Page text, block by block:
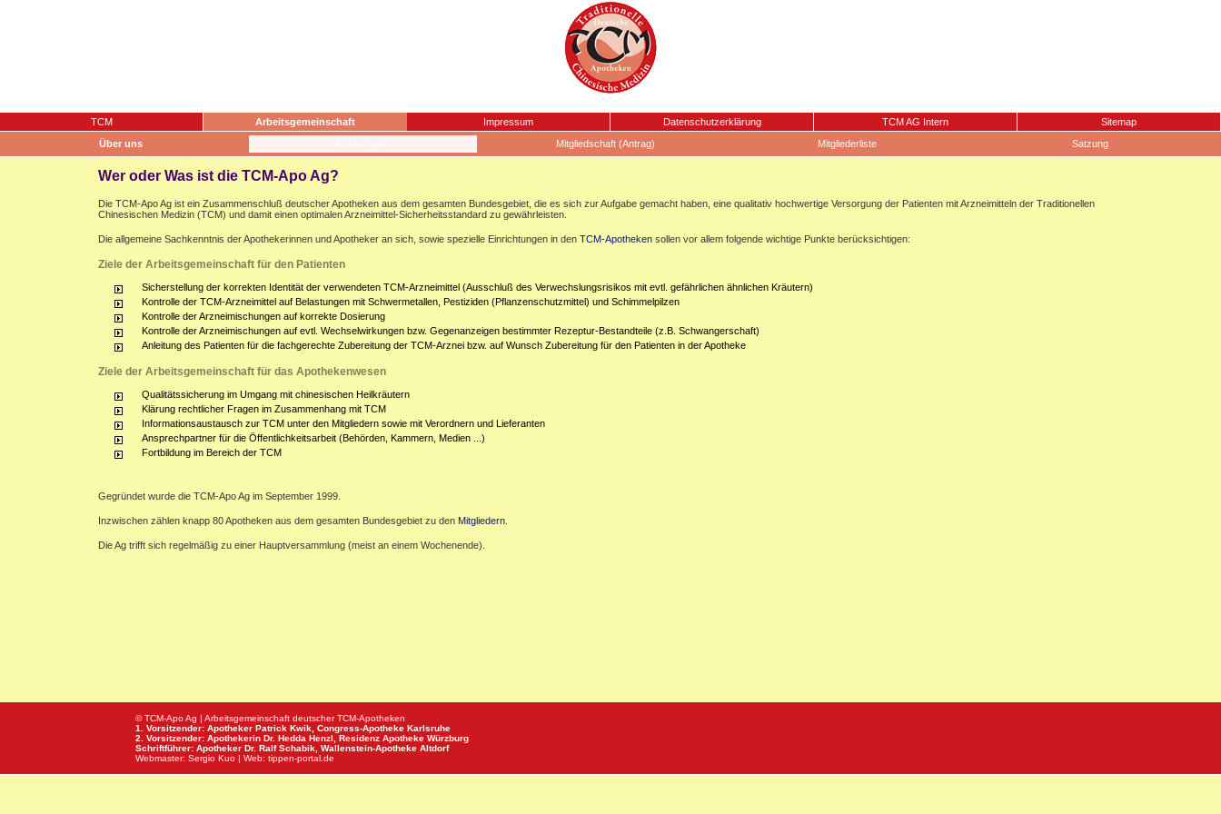
TCM Arbeitsgemeinschaft Impressum Datenschutzerklärung TCM AG Intern
Sitemap
Über uns
Mitgliedschaft (Antrag) Mitgliederliste Satzung
Wer oder Was ist die TCM-Apo Ag?
Die TCM-Apo Ag ist ein Zusammenschluß deutscher Apotheken aus dem gesamten Bundesgebiet, die es sich zur Aufgabe gemacht haben, eine qualitativ hochwertige Versorgung der Patienten mit Arzneimitteln der Traditionellen
Chinesischen Medizin (TCM) und damit einen optimalen Arzneimittel-Sicherheitsstandard zu gewährleisten.
Die allgemeine Sachkenntnis der Apothekerinnen und Apotheker an sich, sowie spezielle Einrichtungen in den TCM-Apotheken sollen vor allem folgende wichtige Punkte berücksichtigen:
Ziele der Arbeitsgemeinschaft für den Patienten
Sicherstellung der korrekten Identität der verwendeten TCM-Arzneimittel (Ausschluß des Verwechslungsrisikos mit evtl. gefährlichen ähnlichen Kräutern)
Kontrolle der TCM-Arzneimittel auf Belastungen mit Schwermetallen, Pestiziden (Pflanzenschutzmittel) und Schimmelpilzen
Kontrolle der Arzneimischungen auf korrekte Dosierung
Kontrolle der Arzneimischungen auf evtl. Wechselwirkungen bzw. Gegenanzeigen bestimmter Rezeptur-Bestandteile (z.B. Schwangerschaft)
Anleitung des Patienten für die fachgerechte Zubereitung der TCM-Arznei bzw. auf Wunsch Zubereitung für den Patienten in der Apotheke
Ziele der Arbeitsgemeinschaft für das Apothekenwesen
Qualitätssicherung im Umgang mit chinesischen Heilkräutern
Klärung rechtlicher Fragen im Zusammenhang mit TCM
Informationsaustausch zur TCM unter den Mitgliedern sowie mit Verordnern und Lieferanten
Ansprechpartner für die Öffentlichkeitsarbeit (Behörden, Kammern, Medien ...)
Fortbildung im Bereich der TCM
Gegründet wurde die TCM-Apo Ag im September 1999.
Inzwischen zählen knapp 80 Apotheken aus dem gesamten Bundesgebiet zu den Mitgliedern
Die Ag trifft sich regelmäßig zu einer Hauptversammlung (meist an einem Wochenende).
© TCM-Apo Ag | Arbeitsgemeinschaft deutscher TCM-Apotheken
1. Vorsitzender: Apotheker Patrick Kwik, Congress-Apotheke Karlsruhe
2. Vorsitzender: Apothekerin Dr. Hedda Henzl, Residenz Apotheke Würzburg
Schriftführer: Apotheker Dr. Ralf Schabik, Wallenstein-Apotheke Altdorf
Webmaster: Sergio Kuo | Web: tippen-portal.de